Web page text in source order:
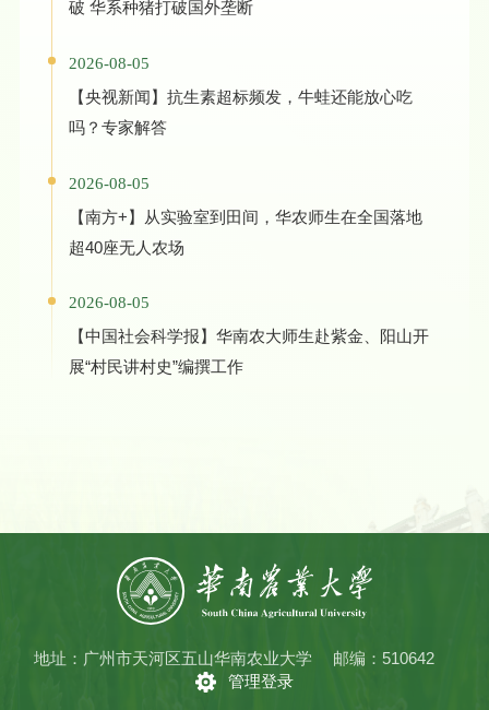
破 华系种猪打破国外垄断
2026-08-05
【央视新闻】抗生素超标频发，牛蛙还能放心吃
吗？专家解答
2026-08-05
【南方+】从实验室到田间，华农师生在全国落地
超40座无人农场
2026-08-05
【中国社会科学报】华南农大师生赴紫金、阳山开
展“村民讲村史”编撰工作
地址：广州市天河区五山华南农业大学
邮编：510642
管理登录